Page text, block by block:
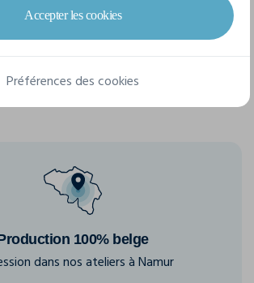
100% belge
dans nos ateliers à Namur
Accepter les cookies
Préférences des cookies